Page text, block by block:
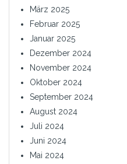
März 2025
Februar 2025
Januar 2025
Dezember 2024
November 2024
Oktober 2024
September 2024
August 2024
Juli 2024
Juni 2024
Mai 2024